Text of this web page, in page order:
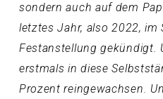
sondern auch auf dem
letztes Jahr, also 2022, im
Festanstellung gekündigt.
erstmals in diese
Prozent reingewachsen.